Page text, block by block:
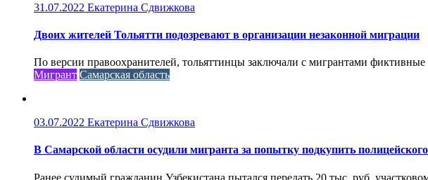
31.07.2022 Екатерина Сдвижкова
Двоих жителей Тольятти подозревают в организации незаконной миграции
По версии правоохранителей, тольяттинцы заключали с мигрантами
Мигрант Самарская область
03.07.2022 Екатерина Сдвижкова
В Самарской области осудили мигранта за попытку подкупить полицейского
Ранее судимый гражданин Узбекистана пытался передать 20 тыс. руб.